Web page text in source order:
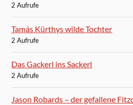
2 Aufrufe
Tamás Kürthys wilde Tochter
2 Aufrufe
Das Gackerl ins Sackerl
2 Aufrufe
Jason Robards – der gefallene